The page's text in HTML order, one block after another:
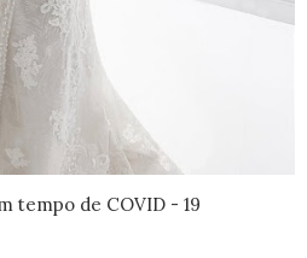
tempo de COVID - 19